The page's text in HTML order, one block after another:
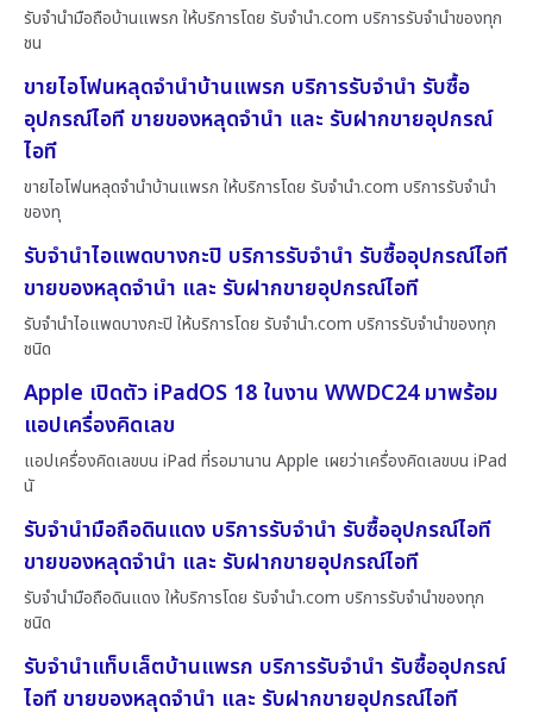
รับจำนำมือถือบ้านแพรก ให้บริการโดย รับจํานํา.com บริการรับจำนำของทุก
ชน
ขายไอโฟนหลุดจำนำบ้านแพรก บริการรับจำนำ รับซื้อ
อุปกรณ์ไอที ขายของหลุดจำนำ และ รับฝากขายอุปกรณ์
ไอที
ขายไอโฟนหลุดจำนำบ้านแพรก ให้บริการโดย รับจํานํา.com บริการรับจำนำ
ของทุ
รับจำนำไอแพดบางกะปิ บริการรับจำนำ รับซื้ออุปกรณ์ไอที
ขายของหลุดจำนำ และ รับฝากขายอุปกรณ์ไอที
รับจำนำไอแพดบางกะปิ ให้บริการโดย รับจํานํา.com บริการรับจำนำของทุก
ชนิด
Apple เปิดตัว iPadOS 18 ในงาน WWDC24 มาพร้อม
แอปเครื่องคิดเลข
แอปเครื่องคิดเลขบน iPad ที่รอมานาน Apple เผยว่าเครื่องคิดเลขบน iPad
นั
รับจำนำมือถือดินแดง บริการรับจำนำ รับซื้ออุปกรณ์ไอที
ขายของหลุดจำนำ และ รับฝากขายอุปกรณ์ไอที
รับจำนำมือถือดินแดง ให้บริการโดย รับจํานํา.com บริการรับจำนำของทุก
ชนิด
รับจำนำแท็บเล็ตบ้านแพรก บริการรับจำนำ รับซื้ออุปกรณ์
ไอที ขายของหลุดจำนำ และ รับฝากขายอุปกรณ์ไอที